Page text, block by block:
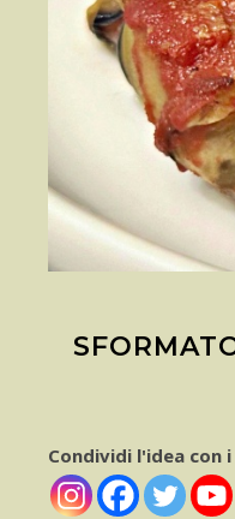
Condividi l'idea con